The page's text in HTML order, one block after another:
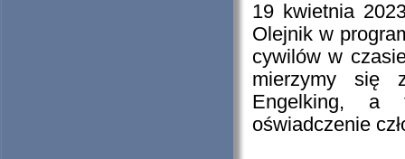
19 kwietnia
Olejnik w
cywilów w
mierzymy się
Engelking, a
oświadczenie